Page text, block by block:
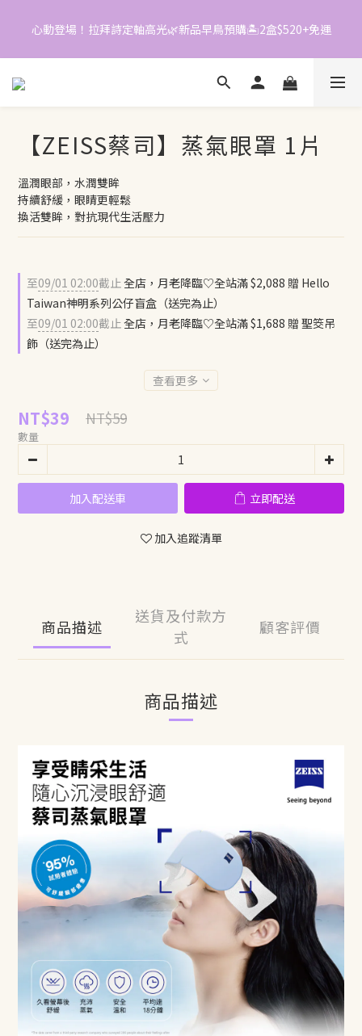
📱加入官方LINE｜領$50折價券
2
0
2
0
4
2
1
心動登場！拉拜詩定軸高光🌿新品早鳥預購🏝️2盒$520+免運
📱加入官方LINE｜領$50折價券
【ZEISS蔡司】蒸氣眼罩 1片
溫潤眼部，水潤雙眸
持續舒緩，眼睛更輕鬆
換活雙眸，對抗現代生活壓力
至09/01 02:00截止全店，月老降臨♡全站滿 $2,088 贈 Hello
Taiwan神明系列公仔盲盒（送完為止）
至09/01 02:00截止全店，月老降臨♡全站滿 $1,688 贈 聖筊吊
飾（送完為止）
查看更多
NT$39 NT$59
數量
加入配送車 立即配送
加入追蹤清單
商品描述
送貨及付款方
式
顧客評價
商品描述